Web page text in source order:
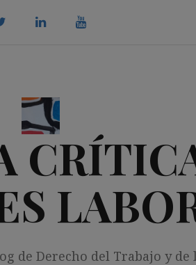
de Derecho del Trabajo y de